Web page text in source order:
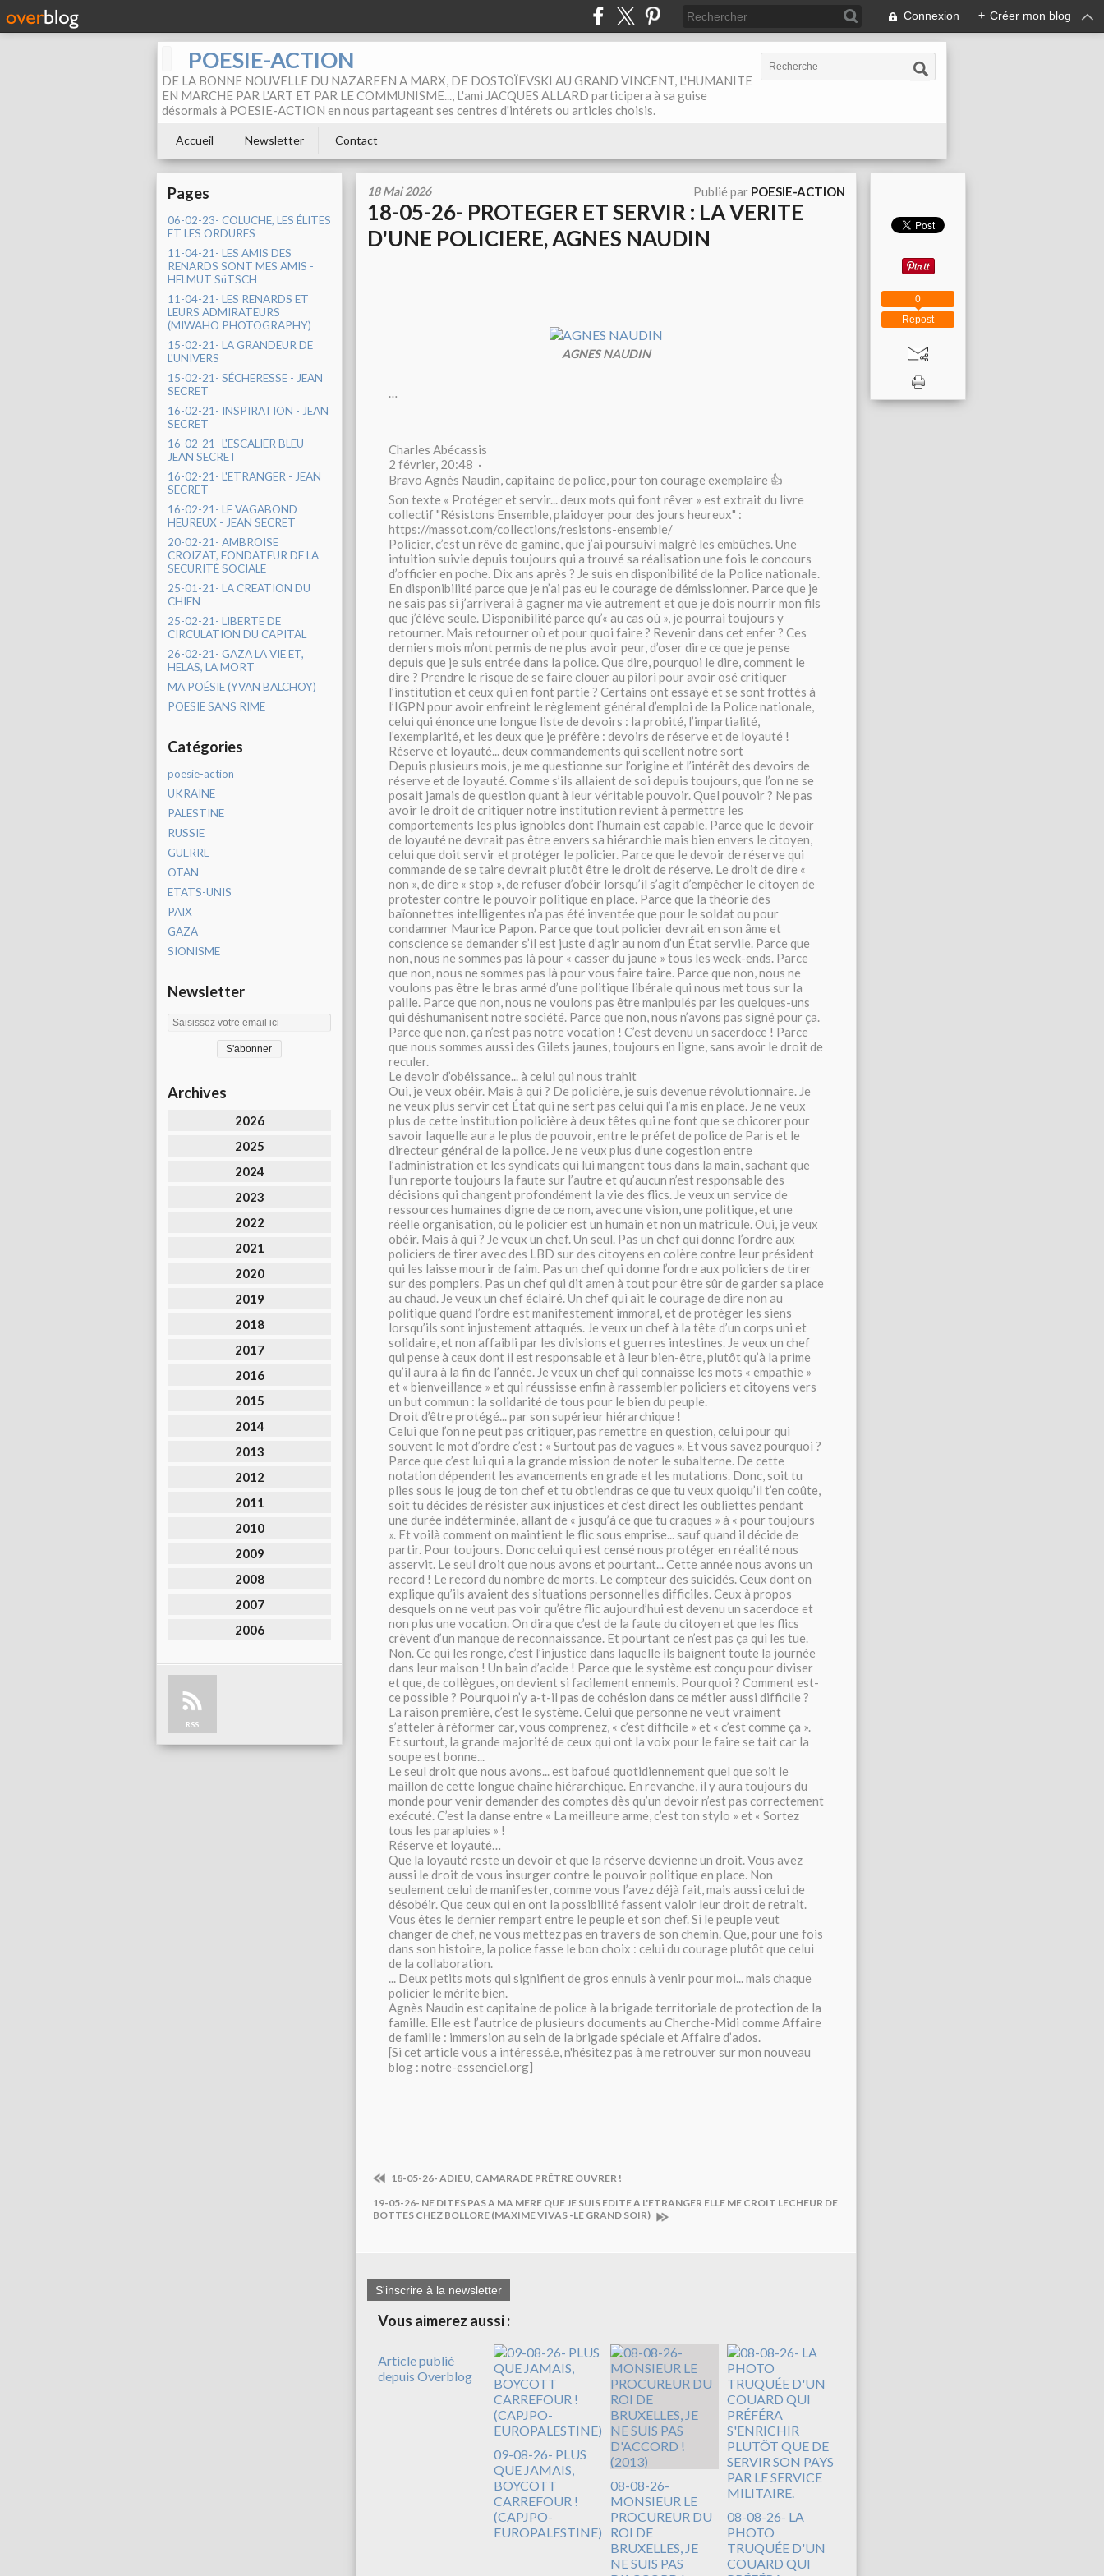
Connexion + Créer mon blog
POESIE-ACTION
DE LA BONNE NOUVELLE DU NAZAREEN A MARX, DE DOSTOÏEVSKI AU GRAND VINCENT, L'HUMANITE
EN MARCHE PAR L'ART ET PAR LE COMMUNISME..., L'ami JACQUES ALLARD participera à sa guise
désormais à POESIE-ACTION en nous partageant ses centres d'intérets ou articles choisis.
Accueil Newsletter Contact
Pages
06-02-23- COLUCHE, LES ÉLITES
ET LES ORDURES
11-04-21- LES AMIS DES
RENARDS SONT MES AMIS -
HELMUT SüTSCH
11-04-21- LES RENARDS ET
LEURS ADMIRATEURS
(MIWAHO PHOTOGRAPHY)
15-02-21- LA GRANDEUR DE
L'UNIVERS
15-02-21- SÉCHERESSE - JEAN
SECRET
16-02-21- INSPIRATION - JEAN
SECRET
16-02-21- L'ESCALIER BLEU -
JEAN SECRET
16-02-21- L'ETRANGER - JEAN
SECRET
16-02-21- LE VAGABOND
HEUREUX - JEAN SECRET
20-02-21- AMBROISE
CROIZAT, FONDATEUR DE LA
SECURITÉ SOCIALE
25-01-21- LA CREATION DU
CHIEN
25-02-21- LIBERTE DE
CIRCULATION DU CAPITAL
26-02-21- GAZA LA VIE ET,
HELAS, LA MORT
MA POÉSIE (YVAN BALCHOY)
POESIE SANS RIME
Catégories
poesie-action
UKRAINE
PALESTINE
RUSSIE
GUERRE
OTAN
ETATS-UNIS
PAIX
GAZA
SIONISME
Newsletter
Archives
2026
2025
2024
2023
2022
2021
2020
2019
2018
2017
2016
2015
2014
2013
2012
2011
2010
2009
2008
2007
2006
RSS
18 Mai 2026 Publié par POESIE-ACTION
18-05-26- PROTEGER ET SERVIR : LA VERITE
D'UNE POLICIERE, AGNES NAUDIN
AGNES NAUDIN
…
Charles Abécassis
2 février, 20:48 ·
Bravo Agnès Naudin, capitaine de police, pour ton courage exemplaire 👍
Son texte « Protéger et servir... deux mots qui font rêver » est extrait du livre
collectif "Résistons Ensemble, plaidoyer pour des jours heureux" :
https://massot.com/collections/resistons-ensemble/
Policier, c’est un rêve de gamine, que j’ai poursuivi malgré les embûches. Une
intuition suivie depuis toujours qui a trouvé sa réalisation une fois le concours
d’officier en poche. Dix ans après ? Je suis en disponibilité de la Police nationale.
En disponibilité parce que je n’ai pas eu le courage de démissionner. Parce que je
ne sais pas si j’arriverai à gagner ma vie autrement et que je dois nourrir mon fils
que j’élève seule. Disponibilité parce qu’« au cas où », je pourrai toujours y
retourner. Mais retourner où et pour quoi faire ? Revenir dans cet enfer ? Ces
derniers mois m’ont permis de ne plus avoir peur, d’oser dire ce que je pense
depuis que je suis entrée dans la police. Que dire, pourquoi le dire, comment le
dire ? Prendre le risque de se faire clouer au pilori pour avoir osé critiquer
l’institution et ceux qui en font partie ? Certains ont essayé et se sont frottés à
l’IGPN pour avoir enfreint le règlement général d’emploi de la Police nationale,
celui qui énonce une longue liste de devoirs : la probité, l’impartialité,
l’exemplarité, et les deux que je préfère : devoirs de réserve et de loyauté !
Réserve et loyauté... deux commandements qui scellent notre sort
Depuis plusieurs mois, je me questionne sur l’origine et l’intérêt des devoirs de
réserve et de loyauté. Comme s’ils allaient de soi depuis toujours, que l’on ne se
posait jamais de question quant à leur véritable pouvoir. Quel pouvoir ? Ne pas
avoir le droit de critiquer notre institution revient à permettre les
comportements les plus ignobles dont l’humain est capable. Parce que le devoir
de loyauté ne devrait pas être envers sa hiérarchie mais bien envers le citoyen,
celui que doit servir et protéger le policier. Parce que le devoir de réserve qui
commande de se taire devrait plutôt être le droit de réserve. Le droit de dire «
non », de dire « stop », de refuser d’obéir lorsqu’il s’agit d’empêcher le citoyen de
protester contre le pouvoir politique en place. Parce que la théorie des
baïonnettes intelligentes n’a pas été inventée que pour le soldat ou pour
condamner Maurice Papon. Parce que tout policier devrait en son âme et
conscience se demander s’il est juste d’agir au nom d’un État servile. Parce que
non, nous ne sommes pas là pour « casser du jaune » tous les week-ends. Parce
que non, nous ne sommes pas là pour vous faire taire. Parce que non, nous ne
voulons pas être le bras armé d’une politique libérale qui nous met tous sur la
paille. Parce que non, nous ne voulons pas être manipulés par les quelques-uns
qui déshumanisent notre société. Parce que non, nous n’avons pas signé pour ça.
Parce que non, ça n’est pas notre vocation ! C’est devenu un sacerdoce ! Parce
que nous sommes aussi des Gilets jaunes, toujours en ligne, sans avoir le droit de
reculer.
Le devoir d’obéissance... à celui qui nous trahit
Oui, je veux obéir. Mais à qui ? De policière, je suis devenue révolutionnaire. Je
ne veux plus servir cet État qui ne sert pas celui qui l’a mis en place. Je ne veux
plus de cette institution policière à deux têtes qui ne font que se chicorer pour
savoir laquelle aura le plus de pouvoir, entre le préfet de police de Paris et le
directeur général de la police. Je ne veux plus d’une cogestion entre
l’administration et les syndicats qui lui mangent tous dans la main, sachant que
l’un reporte toujours la faute sur l’autre et qu’aucun n’est responsable des
décisions qui changent profondément la vie des flics. Je veux un service de
ressources humaines digne de ce nom, avec une vision, une politique, et une
réelle organisation, où le policier est un humain et non un matricule. Oui, je veux
obéir. Mais à qui ? Je veux un chef. Un seul. Pas un chef qui donne l’ordre aux
policiers de tirer avec des LBD sur des citoyens en colère contre leur président
qui les laisse mourir de faim. Pas un chef qui donne l’ordre aux policiers de tirer
sur des pompiers. Pas un chef qui dit amen à tout pour être sûr de garder sa place
au chaud. Je veux un chef éclairé. Un chef qui ait le courage de dire non au
politique quand l’ordre est manifestement immoral, et de protéger les siens
lorsqu’ils sont injustement attaqués. Je veux un chef à la tête d’un corps uni et
solidaire, et non affaibli par les divisions et guerres intestines. Je veux un chef
qui pense à ceux dont il est responsable et à leur bien-être, plutôt qu’à la prime
qu’il aura à la fin de l’année. Je veux un chef qui connaisse les mots « empathie »
et « bienveillance » et qui réussisse enfin à rassembler policiers et citoyens vers
un but commun : la solidarité de tous pour le bien du peuple.
Droit d’être protégé... par son supérieur hiérarchique !
Celui que l’on ne peut pas critiquer, pas remettre en question, celui pour qui
souvent le mot d’ordre c’est : « Surtout pas de vagues ». Et vous savez pourquoi ?
Parce que c’est lui qui a la grande mission de noter le subalterne. De cette
notation dépendent les avancements en grade et les mutations. Donc, soit tu
plies sous le joug de ton chef et tu obtiendras ce que tu veux quoiqu’il t’en coûte,
soit tu décides de résister aux injustices et c’est direct les oubliettes pendant
une durée indéterminée, allant de « jusqu’à ce que tu craques » à « pour toujours
». Et voilà comment on maintient le flic sous emprise... sauf quand il décide de
partir. Pour toujours. Donc celui qui est censé nous protéger en réalité nous
asservit. Le seul droit que nous avons et pourtant... Cette année nous avons un
record ! Le record du nombre de morts. Le compteur des suicidés. Ceux dont on
explique qu’ils avaient des situations personnelles difficiles. Ceux à propos
desquels on ne veut pas voir qu’être flic aujourd’hui est devenu un sacerdoce et
non plus une vocation. On dira que c’est de la faute du citoyen et que les flics
crèvent d’un manque de reconnaissance. Et pourtant ce n’est pas ça qui les tue.
Non. Ce qui les ronge, c’est l’injustice dans laquelle ils baignent toute la journée
dans leur maison ! Un bain d’acide ! Parce que le système est conçu pour diviser
et que, de collègues, on devient si facilement ennemis. Pourquoi ? Comment est-
ce possible ? Pourquoi n’y a-t-il pas de cohésion dans ce métier aussi difficile ?
La raison première, c’est le système. Celui que personne ne veut vraiment
s’atteler à réformer car, vous comprenez, « c’est difficile » et « c’est comme ça ».
Et surtout, la grande majorité de ceux qui ont la voix pour le faire se tait car la
soupe est bonne...
Le seul droit que nous avons... est bafoué quotidiennement quel que soit le
maillon de cette longue chaîne hiérarchique. En revanche, il y aura toujours du
monde pour venir demander des comptes dès qu’un devoir n’est pas correctement
exécuté. C’est la danse entre « La meilleure arme, c’est ton stylo » et « Sortez
tous les parapluies » !
Réserve et loyauté…
Que la loyauté reste un devoir et que la réserve devienne un droit. Vous avez
aussi le droit de vous insurger contre le pouvoir politique en place. Non
seulement celui de manifester, comme vous l’avez déjà fait, mais aussi celui de
désobéir. Que ceux qui en ont la possibilité fassent valoir leur droit de retrait.
Vous êtes le dernier rempart entre le peuple et son chef. Si le peuple veut
changer de chef, ne vous mettez pas en travers de son chemin. Que, pour une fois
dans son histoire, la police fasse le bon choix : celui du courage plutôt que celui
de la collaboration.
... Deux petits mots qui signifient de gros ennuis à venir pour moi... mais chaque
policier le mérite bien.
Agnès Naudin est capitaine de police à la brigade territoriale de protection de la
famille. Elle est l’autrice de plusieurs documents au Cherche-Midi comme Affaire
de famille : immersion au sein de la brigade spéciale et Affaire d’ados.
[Si cet article vous a intéressé.e, n'hésitez pas à me retrouver sur mon nouveau
blog : notre-essenciel.org]
18-05-26- ADIEU, CAMARADE PRÊTRE OUVRER !
19-05-26- NE DITES PAS A MA MERE QUE JE SUIS EDITE A L'ETRANGER ELLE ME CROIT LECHEUR DE
BOTTES CHEZ BOLLORE (MAXIME VIVAS -LE GRAND SOIR)
S'inscrire à la newsletter
Vous aimerez aussi :
Article publié
depuis Overblog
09-08-26- PLUS
QUE JAMAIS,
BOYCOTT
CARREFOUR !
(CAPJPO-
EUROPALESTINE)
08-08-26-
MONSIEUR LE
PROCUREUR DU
ROI DE
BRUXELLES, JE
NE SUIS PAS
08-08-26- LA
PHOTO
TRUQUÉE D'UN
COUARD QUI
Repost
0